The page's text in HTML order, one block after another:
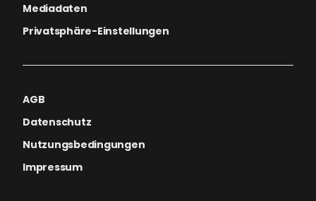
Mediadaten
Privatsphäre-Einstellungen
AGB
Datenschutz
Nutzungsbedingungen
Impressum